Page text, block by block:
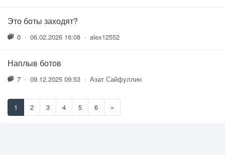
Это боты заходят?
0 • 06.02.2026 16:08 • alex12552
Наплыв ботов
7 • 09.12.2025 09:53 • Азат Сайфуллин
1 2 3 4 5 6 »